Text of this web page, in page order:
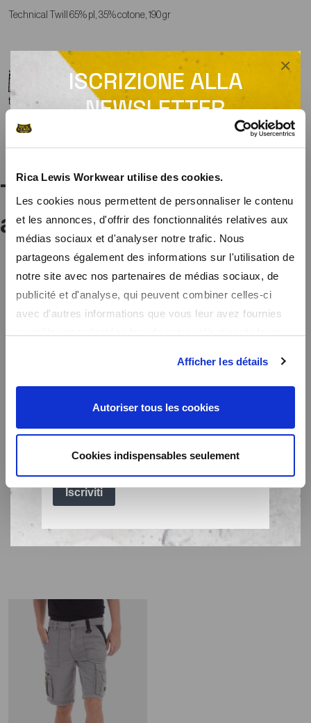
Rica Lewis Workwear utilise des cookies.
Les cookies nous permettent de personnaliser le contenu
et les annonces, d'offrir des fonctionnalités relatives aux
médias sociaux et d'analyser notre trafic. Nous
partageons également des informations sur l'utilisation de
notre site avec nos partenaires de médias sociaux, de
publicité et d'analyse, qui peuvent combiner celles-ci
avec d'autres informations que vous leur avez fournies
Afficher les détails
Autoriser tous les cookies
Cookies indispensables seulement
ISCRIZIONE ALLA
NEWSLETTER
Ricevi un codice promozionale per uno sconto
del 10% su tutto il sito
nostre offerte speciali e un codice promozionale di benvenuto per
×
Technical Twill 65% pl, 35% cotone, 190 gr
Guida alle taglie Consigli per la manutenzione Vedere la scheda di
tracciabilità
Ti potrebbe interessare
anche...
Bermuda da lavoro
multitasche stretch
Fibreflex® SUNJOB GRIGIO
49,99€
49,99€